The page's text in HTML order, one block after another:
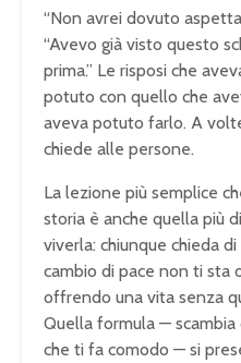
“Non avrei dovuto
“Avevo già visto questo
prima.” Le risposi che
potuto con quello che
aveva potuto farlo. A
chiede alle persone.
La lezione più semplice
storia è anche quella più
viverla: chiunque chieda
cambio di pace non ti sta
offrendo una vita senza
Quella formula —
che ti fa comodo — si